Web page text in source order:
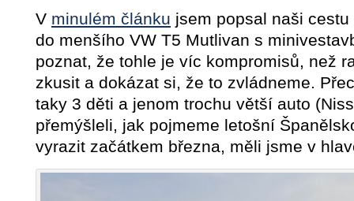
V minulém článku jsem popsal naši
do menšího VW T5 Mutlivan s
poznat, že tohle je víc kompromisů, než
zkusit a dokázat si, že to zvládneme.
taky 3 děti a jenom trochu větší auto
přemýšleli, jak pojmeme letošní
vyrazit začátkem března, měli jsme v